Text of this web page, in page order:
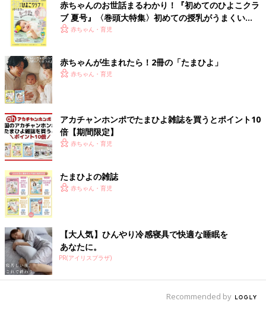
赤ちゃんのお世話まるわかり！『初めてのひよこクラ
ブ 夏号』〈巻頭大特集〉初めての授乳がうまくい
く！ おっぱい・ミルクの基本と夏のトラブル 解決テ
赤ちゃん・育児
赤ちゃんが生まれたら！2冊の「たまひよ」
赤ちゃん・育児
アカチャンホンポでたまひよ雑誌を買うとポイント10
倍【期間限定】
赤ちゃん・育児
たまひよの雑誌
赤ちゃん・育児
【大人気】ひんやり冷感寝具で快適な睡眠を
あなたに。
PR(アイリスプラザ)
Recommended by